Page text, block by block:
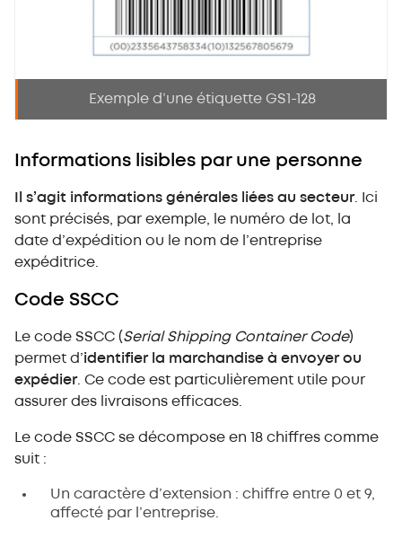
Exemple d’une étiquette GS1-128
Informations lisibles par une personne
Il s’agit informations générales liées au secteur. Ici
sont précisés, par exemple, le numéro de lot, la
date d’expédition ou le nom de l’entreprise
expéditrice.
Code SSCC
Le code SSCC (Serial Shipping Container Code)
permet d’identifier la marchandise à envoyer ou
expédier. Ce code est particulièrement utile pour
assurer des livraisons efficaces.
Le code SSCC se décompose en 18 chiffres comme
suit :
Un caractère d’extension : chiffre entre 0 et 9,
affecté par l’entreprise.